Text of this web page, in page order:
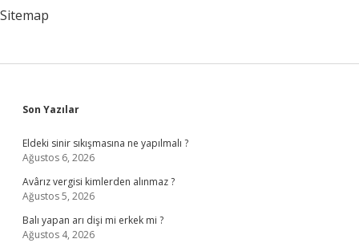
Sitemap
Sidebar
Son Yazılar
Eldeki sinir sıkışmasına ne yapılmalı ?
Ağustos 6, 2026
Avârız vergisi kimlerden alınmaz ?
Ağustos 5, 2026
Balı yapan arı dişi mi erkek mi ?
Ağustos 4, 2026